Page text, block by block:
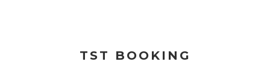
TST BOOKING